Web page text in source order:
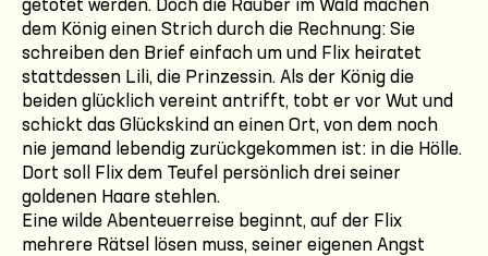
getötet werden. Doch die Räuber im Wald machen
dem König einen Strich durch die Rechnung: Sie
schreiben den Brief einfach um und Flix heiratet
stattdessen Lili, die Prinzessin. Als der König die
beiden glücklich vereint antrifft, tobt er vor Wut und
schickt das Glückskind an einen Ort, von dem noch
nie jemand lebendig zurückgekommen ist: in die Hölle.
Dort soll Flix dem Teufel persönlich drei seiner
goldenen Haare stehlen.
Eine wilde Abenteuerreise beginnt, auf der Flix
mehrere Rätsel lösen muss, seiner eigenen Angst